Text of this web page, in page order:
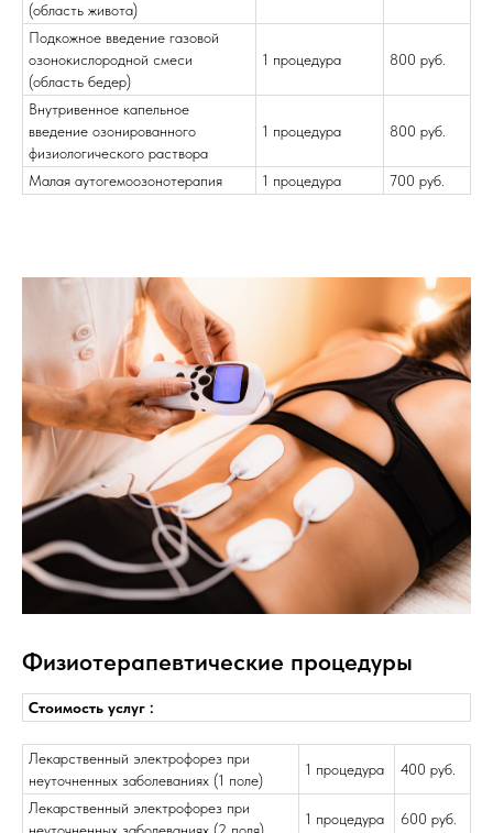
(область живота)
Подкожное введение газовой
озонокислородной смеси
(область бедер)
1 процедура 800 руб.
Внутривенное капельное
введение озонированного
физиологического раствора
1 процедура 800 руб.
Малая аутогемоозонотерапия 1 процедура 700 руб.
Физиотерапевтические процедуры
Стоимость услуг :
Лекарственный электрофорез при
неуточненных заболеваниях (1 поле)
1 процедура 400 руб.
Лекарственный электрофорез при
1 процедура 600 руб.